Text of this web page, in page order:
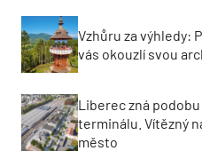
Vzhůru za výhledy:
vás okouzlí svou
Liberec zná
terminálu. Vítězný
město